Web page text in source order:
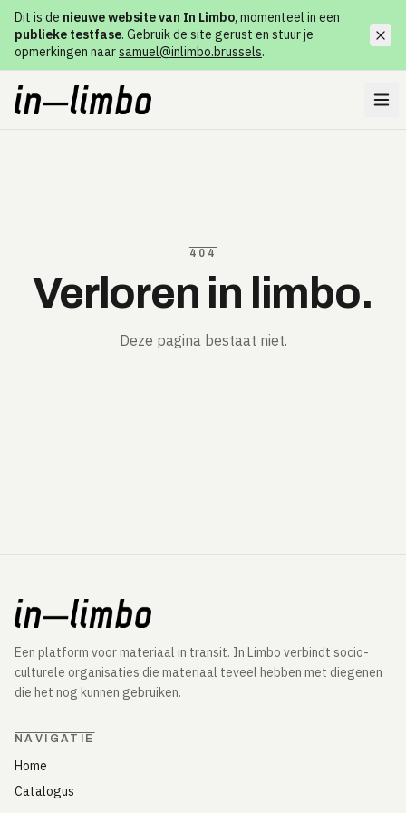
Dit is de nieuwe website van In Limbo, momenteel in een
publieke testfase. Gebruik de site gerust en stuur je
opmerkingen naarsamuel@inlimbo.brussels.
404
Verloren in limbo.
Deze pagina bestaat niet.
Een platform voor materiaal in transit. In Limbo verbindt socio-
culturele organisaties die materiaal teveel hebben met diegenen
die het nog kunnen gebruiken.
NAVIGATIE
Home
Catalogus